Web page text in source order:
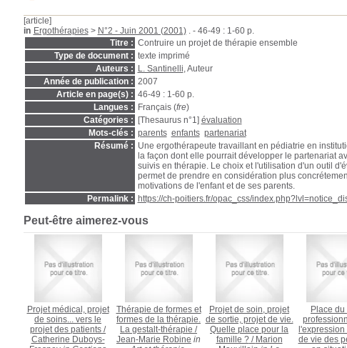
[article]
in Ergothérapies> N°2 - Juin 2001 (2001). - 46-49 : 1-60 p.
Titre : Contruire un projet de thérapie ensemble
Type de document : texte imprimé
Auteurs :
L. Santinelli, Auteur
Année de publication : 2007
Article en page(s) : 46-49 : 1-60 p.
Langues :
Français (fre)
Catégories :
[Thesaurus n°1] évaluation
Mots-clés : parents enfants partenariat
Résumé : Une ergothérapeute travaillant en pédiatrie en
la façon dont elle pourrait développer le partenariat
suivis en thérapie. Le choix et l'utilisation d'un outil
permet de prendre en considération plus
motivations de l'enfant et de ses parents.
Permalink :
https://ch-poitiers.fr/opac_css/
Peut-être aimerez-vous
Projet médical, projet
de soins... vers le
projet des patients /
Catherine Duboys-
Thérapie de formes et
formes de la thérapie.
La gestalt-thérapie /
Jean-Marie Robine in
Projet de soin, projet
de sortie, projet de vie.
Quelle place pour la
famille ?/ Marion
Place
de vie des